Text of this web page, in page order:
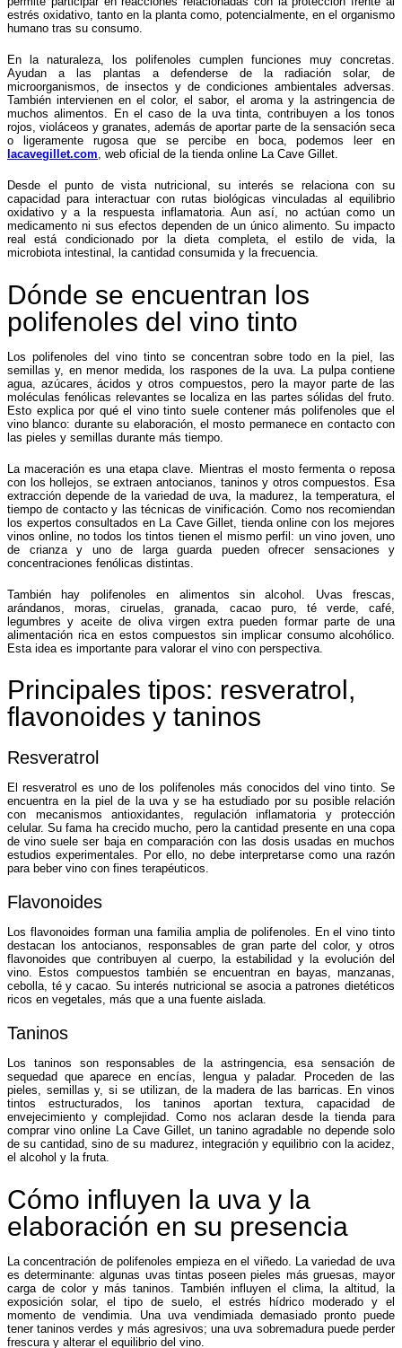
estrés oxidativo, tanto en la planta como, potencialmente, en el organismo
humano tras su consumo.
En la naturaleza, los polifenoles cumplen funciones muy concretas.
Ayudan a las plantas a defenderse de la radiación solar, de
microorganismos, de insectos y de condiciones ambientales adversas.
También intervienen en el color, el sabor, el aroma y la astringencia de
muchos alimentos. En el caso de la uva tinta, contribuyen a los tonos
rojos, violáceos y granates, además de aportar parte de la sensación seca
o ligeramente rugosa que se percibe en boca, podemos leer en
lacavegillet.com , web oficial de la tienda online La Cave Gillet.
Desde el punto de vista nutricional, su interés se relaciona con su
capacidad para interactuar con rutas biológicas vinculadas al equilibrio
oxidativo y a la respuesta inflamatoria. Aun así, no actúan como un
medicamento ni sus efectos dependen de un único alimento. Su impacto
real está condicionado por la dieta completa, el estilo de vida, la
microbiota intestinal, la cantidad consumida y la frecuencia.
Dónde se encuentran los
polifenoles del vino tinto
Los polifenoles del vino tinto se concentran sobre todo en la piel, las
semillas y, en menor medida, los raspones de la uva. La pulpa contiene
agua, azúcares, ácidos y otros compuestos, pero la mayor parte de las
moléculas fenólicas relevantes se localiza en las partes sólidas del fruto.
Esto explica por qué el vino tinto suele contener más polifenoles que el
vino blanco: durante su elaboración, el mosto permanece en contacto con
las pieles y semillas durante más tiempo.
La maceración es una etapa clave. Mientras el mosto fermenta o reposa
con los hollejos, se extraen antocianos, taninos y otros compuestos. Esa
extracción depende de la variedad de uva, la madurez, la temperatura, el
tiempo de contacto y las técnicas de vinificación. Como nos recomiendan
los expertos consultados en La Cave Gillet, tienda online con los mejores
vinos online, no todos los tintos tienen el mismo perfil: un vino joven, uno
de crianza y uno de larga guarda pueden ofrecer sensaciones y
concentraciones fenólicas distintas.
También hay polifenoles en alimentos sin alcohol. Uvas frescas,
arándanos, moras, ciruelas, granada, cacao puro, té verde, café,
legumbres y aceite de oliva virgen extra pueden formar parte de una
alimentación rica en estos compuestos sin implicar consumo alcohólico.
Esta idea es importante para valorar el vino con perspectiva.
Principales tipos: resveratrol,
flavonoides y taninos
Resveratrol
El resveratrol es uno de los polifenoles más conocidos del vino tinto. Se
encuentra en la piel de la uva y se ha estudiado por su posible relación
con mecanismos antioxidantes, regulación inflamatoria y protección
celular. Su fama ha crecido mucho, pero la cantidad presente en una copa
de vino suele ser baja en comparación con las dosis usadas en muchos
estudios experimentales. Por ello, no debe interpretarse como una razón
para beber vino con fines terapéuticos.
Flavonoides
Los flavonoides forman una familia amplia de polifenoles. En el vino tinto
destacan los antocianos, responsables de gran parte del color, y otros
flavonoides que contribuyen al cuerpo, la estabilidad y la evolución del
vino. Estos compuestos también se encuentran en bayas, manzanas,
cebolla, té y cacao. Su interés nutricional se asocia a patrones dietéticos
ricos en vegetales, más que a una fuente aislada.
Taninos
Los taninos son responsables de la astringencia, esa sensación de
sequedad que aparece en encías, lengua y paladar. Proceden de las
pieles, semillas y, si se utilizan, de la madera de las barricas. En vinos
tintos estructurados, los taninos aportan textura, capacidad de
envejecimiento y complejidad. Como nos aclaran desde la tienda para
comprar vino online La Cave Gillet, un tanino agradable no depende solo
de su cantidad, sino de su madurez, integración y equilibrio con la acidez,
el alcohol y la fruta.
Cómo influyen la uva y la
elaboración en su presencia
La concentración de polifenoles empieza en el viñedo. La variedad de uva
es determinante: algunas uvas tintas poseen pieles más gruesas, mayor
carga de color y más taninos. También influyen el clima, la altitud, la
exposición solar, el tipo de suelo, el estrés hídrico moderado y el
momento de vendimia. Una uva vendimiada demasiado pronto puede
tener taninos verdes y más agresivos; una uva sobremadura puede perder
frescura y alterar el equilibrio del vino.